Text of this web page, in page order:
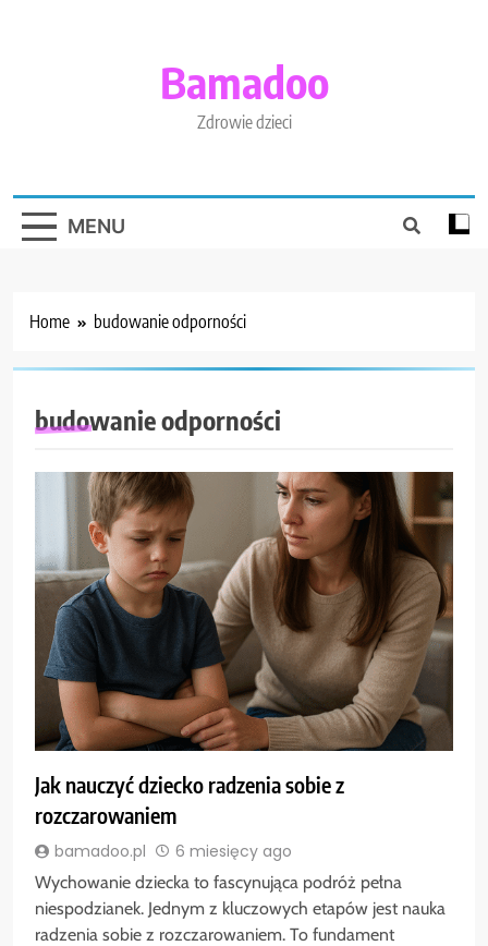
Bamadoo
Zdrowie dzieci
MENU
Home budowanie odporności
budowanie odporności
Jak nauczyć dziecko radzenia sobie z
rozczarowaniem
bamadoo.pl 6 miesięcy ago
Wychowanie dziecka to fascynująca podróż pełna
niespodzianek. Jednym z kluczowych etapów jest nauka
radzenia sobie z rozczarowaniem. To fundament